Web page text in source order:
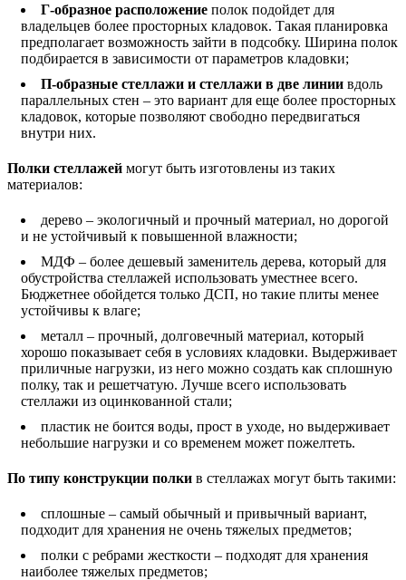
Г-образное расположение полок подойдет для
владельцев более просторных кладовок. Такая планировка
предполагает возможность зайти в подсобку. Ширина полок
подбирается в зависимости от параметров кладовки;
П-образные стеллажи и стеллажи в две линии вдоль
параллельных стен – это вариант для еще более просторных
кладовок, которые позволяют свободно передвигаться
внутри них.
Полки стеллажей могут быть изготовлены из таких
материалов:
дерево – экологичный и прочный материал, но дорогой
и не устойчивый к повышенной влажности;
МДФ – более дешевый заменитель дерева, который для
обустройства стеллажей использовать уместнее всего.
Бюджетнее обойдется только ДСП, но такие плиты менее
устойчивы к влаге;
металл – прочный, долговечный материал, который
хорошо показывает себя в условиях кладовки. Выдерживает
приличные нагрузки, из него можно создать как сплошную
полку, так и решетчатую. Лучше всего использовать
стеллажи из оцинкованной стали;
пластик не боится воды, прост в уходе, но выдерживает
небольшие нагрузки и со временем может пожелтеть.
По типу конструкции полки в стеллажах могут быть такими:
сплошные – самый обычный и привычный вариант,
подходит для хранения не очень тяжелых предметов;
полки с ребрами жесткости – подходят для хранения
наиболее тяжелых предметов;